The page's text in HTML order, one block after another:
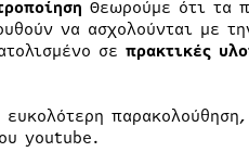
Θεωρούμε ότι τα
να ασχολούνται με
σε πρακτικές
ευκολότερη
youtube.